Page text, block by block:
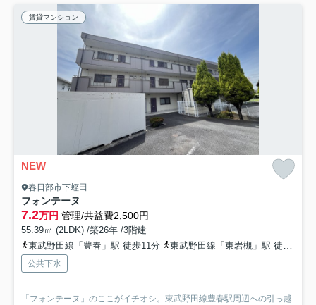
賃貸マンション
NEW
春日部市下蛭田
フォンテーヌ
7.2万円 管理/共益費2,500円
55.39㎡ (2LDK) /築26年 /3階建
東武野田線「豊春」駅 徒歩11分
東武野田線「東岩槻」駅 徒歩14分
公共下水
「フォンテーヌ」のここがイチオシ。東武野田線豊春駅周辺への引っ越